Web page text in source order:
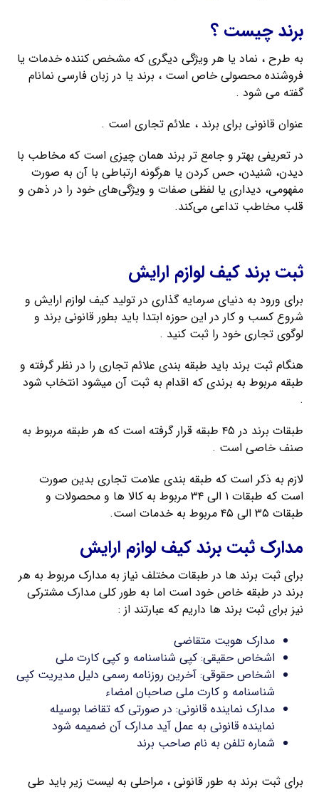
برند چیست ؟
به طرح ، نماد یا هر ویژگی دیگری که مشخص کننده خدمات یا
فروشنده محصولی خاص است ، برند یا در زبان فارسی نمانام
گفته می شود .
عنوان قانونی برای برند ، علائم تجاری است .
در تعریفی بهتر و جامع تر برند همان چیزی است که مخاطب با
دیدن، شنیدن، حس کردن یا هرگونه ارتباطی با آن به صورت
مفهومی، دیداری یا لفظی صفات و ویژگی‌های خود را در ذهن و
قلب مخاطب تداعی می‌کند.
ثبت برند کیف لوازم ارایش
برای ورود به دنیای سرمایه گذاری در تولید کیف لوازم ارایش و
شروع کسب و کار در این حوزه ابتدا باید بطور قانونی برند و
لوگوی تجاری خود را ثبت کنید .
هنگام ثبت برند باید طبقه بندی علائم تجاری را در نظر گرفته و
طبقه مربوط به برندی که اقدام به ثبت آن میشود انتخاب شود
.
طبقات برند در ۴۵ طبقه قرار گرفته است که هر طبقه مربوط به
صنف خاصی است .
لازم به ذکر است که طبقه بندی علامت تجاری بدین صورت
است که طبقات ۱ الی ۳۴ مربوط به کالا ها و محصولات و
طبقات ۳۵ الی ۴۵ مربوط به خدمات است.
مدارک ثبت برند کیف لوازم ارایش
برای ثبت برند ها در طبقات مختلف نیاز به مدارک مربوط به هر
برند در طبقه خاص خود است اما به طور کلی مدارک مشترکی
نیز برای ثبت برند ها داریم که عبارتند از :
مدارک هویت متقاضی
اشخاص حقیقی: کپی شناسنامه و کپی کارت ملی
اشخاص حقوقی: آخرین روزنامه رسمی دلیل مدیریت کپی
شناسنامه و کارت ملی صاحبان امضاء
مدارک نماینده قانونی: در صورتی که تقاضا بوسیله
نماینده قانونی به عمل آید مدارک آن ضمیمه شود
شماره تلفن به نام صاحب برند
برای ثبت برند به طور قانونی ، مراحلی به لیست زیر باید طی